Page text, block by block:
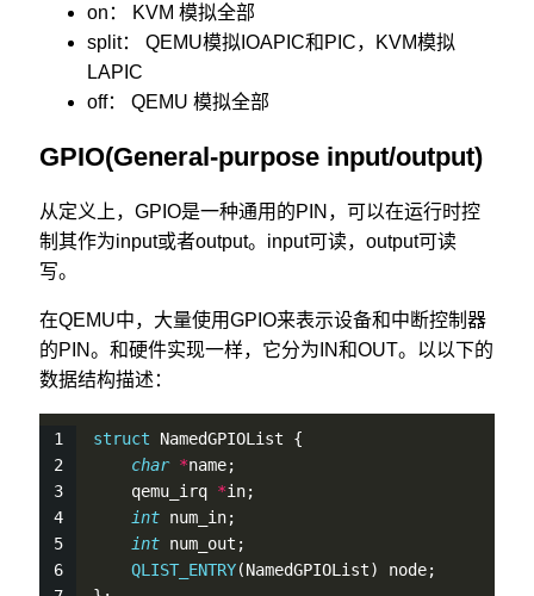
on： KVM 模拟全部
split： QEMU模拟IOAPIC和PIC，KVM模拟
LAPIC
off： QEMU 模拟全部
GPIO(General-purpose input/output)
从定义上，GPIO是一种通用的PIN，可以在运行时控
制其作为input或者output。input可读，output可读
写。
在QEMU中，大量使用GPIO来表示设备和中断控制器
的PIN。和硬件实现一样，它分为IN和OUT。以以下的
数据结构描述：
struct NamedGPIOList {
char *name;
    qemu_irq
*in;
int num_in;
int num_out;
QLIST_ENTRY(NamedGPIOList) node;